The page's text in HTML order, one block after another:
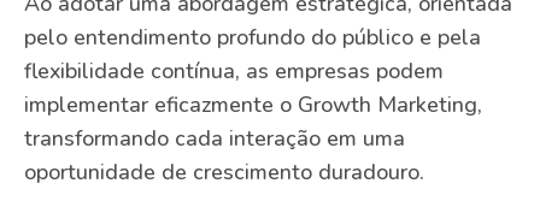
pelo entendimento profundo do público e pela
flexibilidade contínua, as empresas podem
implementar eficazmente o Growth Marketing,
transformando cada interação em uma
oportunidade de crescimento duradouro.